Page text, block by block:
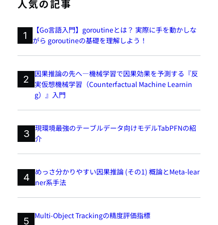
人気の記事
1
【Go言語入門】goroutineとは？ 実際に手を動かしな
がら goroutineの基礎を理解しよう！
2
因果推論の先へ―機械学習で因果効果を予測する『反
実仮想機械学習（Counterfactual Machine Learnin
g）』入門
3 現環境最強のテーブルデータ向けモデルTabPFNの紹
介
4
めっさ分かりやすい因果推論 (その1) 概論とMeta-lear
ner系手法
5 Multi-Object Trackingの精度評価指標